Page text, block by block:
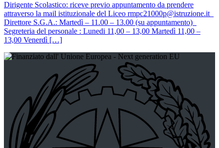
Dirigente Scolastico: riceve previo appuntamento da prendere
attraverso la mail istituzionale del Liceo rmpc21000p@istruzione.it
Direttore S.G.A.: Martedì – 11.00 – 13.00 (su appuntamento)
Segreteria del personale : Lunedi 11,00 – 13,00 Martedì 11,00 –
13,00 Venerdì […]